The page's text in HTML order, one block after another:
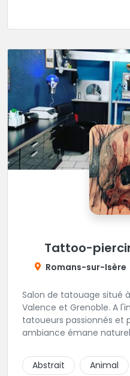
Tattoo-
Romans-sur-Isère
Salon de tatouage situé
Valence et Grenoble. A
tatoueurs passionnés et
ambiance émane
Abstrait
Animal